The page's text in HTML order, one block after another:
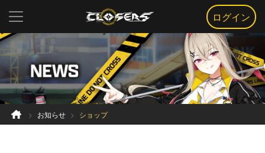
ログイン
お知らせ ショップ